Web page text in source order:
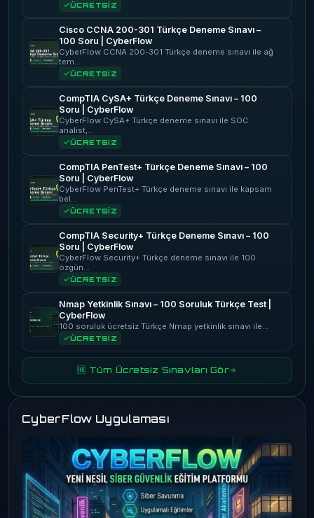
ÜCRETSİZ
Cisco CCNA 200-301 Türkçe Deneme Sınavı –
100 Soru | CyberFlow
CyberFlow CCNA 200-301 Türkçe deneme sınavı ile ağ
tem…
ÜCRETSİZ
CompTIA CySA+ Türkçe Deneme Sınavı – 100
Soru | CyberFlow
CyberFlow CySA+ Türkçe deneme sınavı ile SOC
analist,…
ÜCRETSİZ
CompTIA PenTest+ Türkçe Deneme Sınavı – 100
Soru | CyberFlow
CyberFlow PenTest+ Türkçe deneme sınavı ile kapsam
bel…
ÜCRETSİZ
CompTIA Security+ Türkçe Deneme Sınavı – 100
Soru | CyberFlow
CyberFlow Security+ Türkçe deneme sınavı ile 100
özgün…
ÜCRETSİZ
Nmap Yetkinlik Sınavı – 100 Soruluk Türkçe Test |
CyberFlow
100 soruluk ücretsiz Türkçe Nmap yetkinlik sınavı ile…
ÜCRETSİZ
🆓 Tüm Ücretsiz Sınavları Gör
CyberFlow Uygulaması